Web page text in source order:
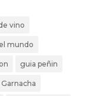
vino
mundo
guia peñin